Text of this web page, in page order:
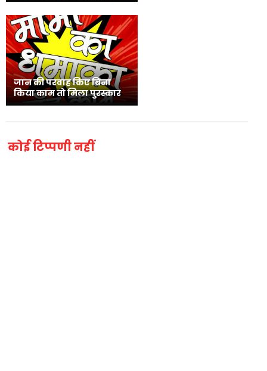
जान की परवाह किए बिना
किया काम तो मिला पुरस्कार
कोई टिप्पणी नहीं